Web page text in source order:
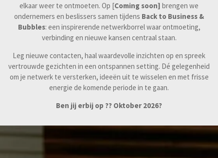
elkaar weer te ontmoeten. Op [Coming soon] brengen we
ondernemers en beslissers samen tijdens Back to Business &
Bubbles: een inspirerende netwerkborrel waar ontmoeting,
verbinding en nieuwe kansen centraal staan.
Leg nieuwe contacten, haal waardevolle inzichten op en spreek
vertrouwde gezichten in een ontspannen setting. Dé gelegenheid
om je netwerk te versterken, ideeën uit te wisselen en met frisse
energie de komende periode in te gaan.
Ben jij erbij op ?? Oktober 2026?